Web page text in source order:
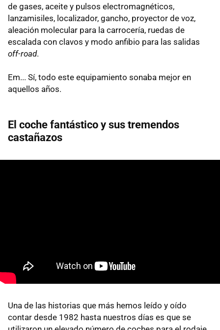
de gases, aceite y pulsos electromagnéticos,
lanzamisiles, localizador, gancho, proyector de voz,
aleación molecular para la carrocería, ruedas de
escalada con clavos y modo anfibio para las salidas
off-road.
Em... Sí, todo este equipamiento sonaba mejor en
aquellos años.
El coche fantástico y sus tremendos
castañazos
Una de las historias que más hemos leído y oído
contar desde 1982 hasta nuestros días es que se